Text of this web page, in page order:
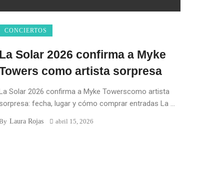
CONCIERTOS
Solar 2026 confirma a Myke
como artista sorpresa
Solar 2026 confirma a Myke Towerscomo artista
fecha, lugar y cómo comprar entradas La ...
Laura Rojas abril 15, 2026